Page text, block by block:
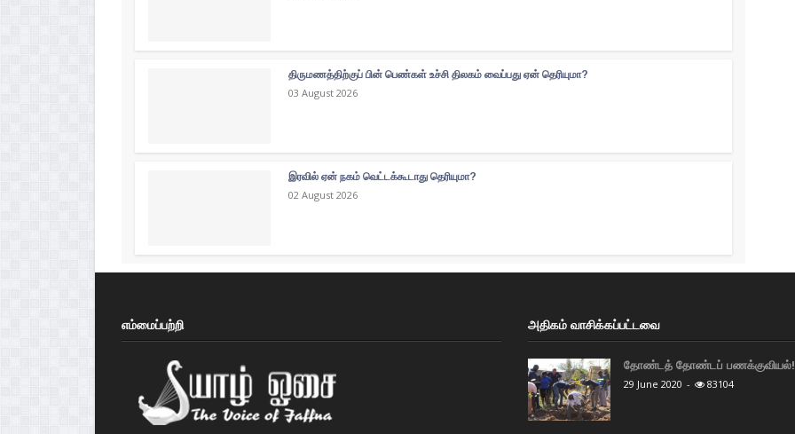
திருமணத்திற்குப் பின் பெண்கள் உச்சி திலகம் வைப்பது ஏன் தெரியுமா?
03 August 2026
இரவில் ஏன் நகம் வெட்டக்கூடாது தெரியுமா?
02 August 2026
எம்மைப்பற்றி அதிகம் வாசிக்கப்பட்டவை
தோண்டத் தோண்டப் பணக்குவியல்!
29 June 2020 - 83104